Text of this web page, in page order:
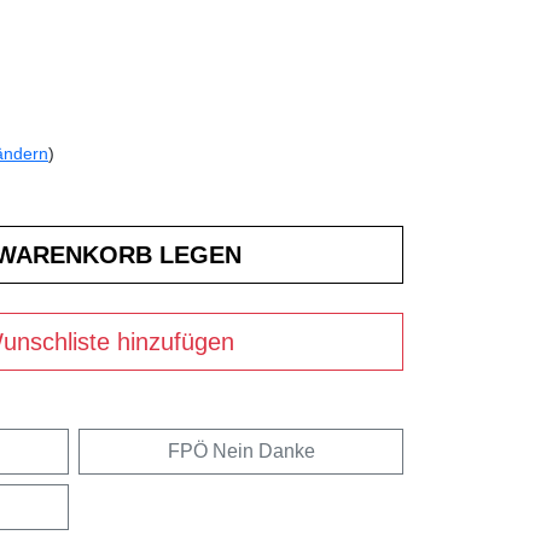
)
hinzufügen
FPÖ Nein Danke